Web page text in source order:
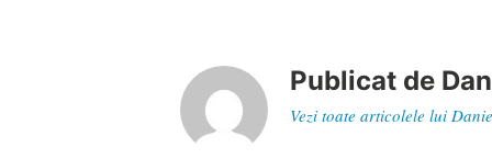
Publicat de
Vezi toate articolele lui